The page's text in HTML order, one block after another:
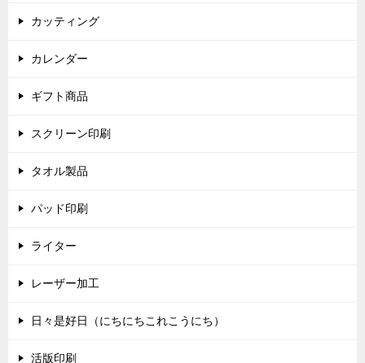
カッティング
カレンダー
ギフト商品
スクリーン印刷
タオル製品
パッド印刷
ライター
レーザー加工
日々是好日（にちにちこれこうにち）
活版印刷